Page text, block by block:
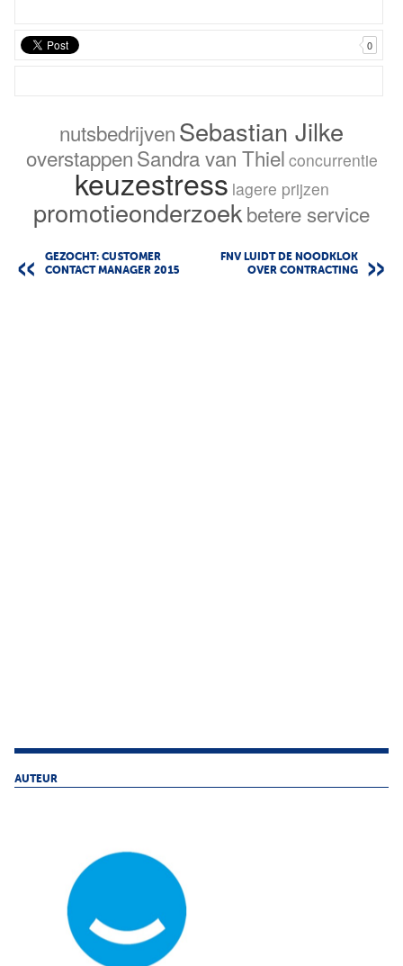
0
nutsbedrijvenSebastian Jilke
overstappenSandra van Thiel concurrentie
keuzestress lagere prijzen
promotieonderzoekbetere service
GEZOCHT: CUSTOMER
CONTACT MANAGER 2015
FNV LUIDT DE NOODKLOK
OVER CONTRACTING
AUTEUR